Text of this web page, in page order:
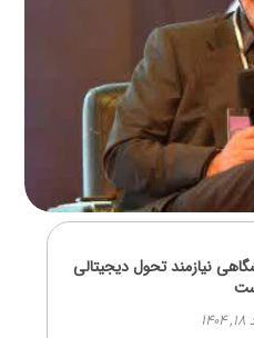
نیازمند تحول دیجیتالی